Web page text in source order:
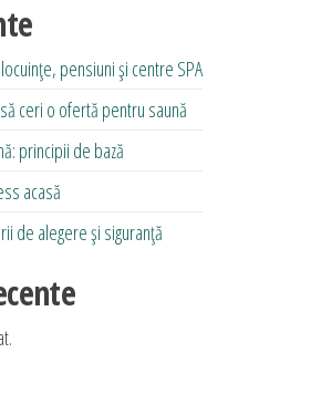
pensiuni și centre SPA
ceri o ofertă pentru saună
principii de bază
acasă
de alegere și siguranță